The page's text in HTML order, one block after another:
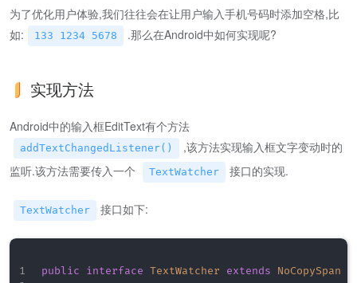
为了优化用户体验,我们往往会在让用户输入手机号码时添加空格,比
如:
133 1234 5678 .那么在Android中如何实现呢?
实现方法
Android中的输入框EditText有个方法
addTextChangedListener()
,该方法实现输入框文字变动时的
监听.该方法需要传入一个
TextWatcher 接口的实现.
TextWatcher 接口如下:
public interface TextWatcher extends NoCopySpan